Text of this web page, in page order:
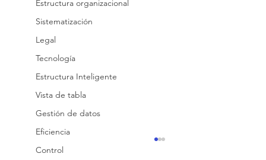
Estructura organizacional
Sistematización
Legal
Tecnología
Estructura Inteligente
Vista de tabla
Gestión de datos
Eficiencia
Control